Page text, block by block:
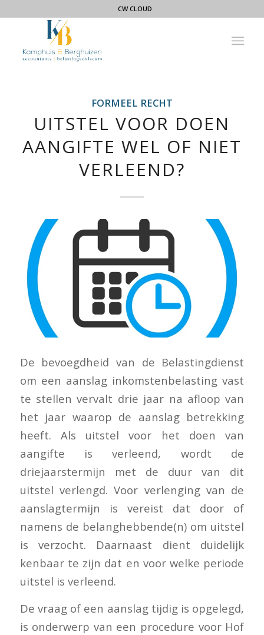
CW CLOUD
FORMEEL RECHT
UITSTEL VOOR DOEN
AANGIFTE WEL OF NIET
VERLEEND?
De bevoegdheid van de Belastingdienst
om een aanslag inkomstenbelasting vast
te stellen vervalt drie jaar na afloop van
het jaar waarop de aanslag betrekking
heeft. Als uitstel voor het doen van
aangifte is verleend, wordt de
driejaarstermijn met de duur van dit
uitstel verlengd. Voor verlenging van de
aanslagtermijn is vereist dat door of
namens de belanghebbende(n) om uitstel
is verzocht. Daarnaast dient duidelijk
kenbaar te zijn dat en voor welke periode
uitstel is verleend.
De vraag of een aanslag tijdig is opgelegd,
is onderwerp van een procedure voor Hof